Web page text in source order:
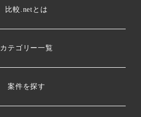
比較.netとは
カテゴリー一覧
案件を探す